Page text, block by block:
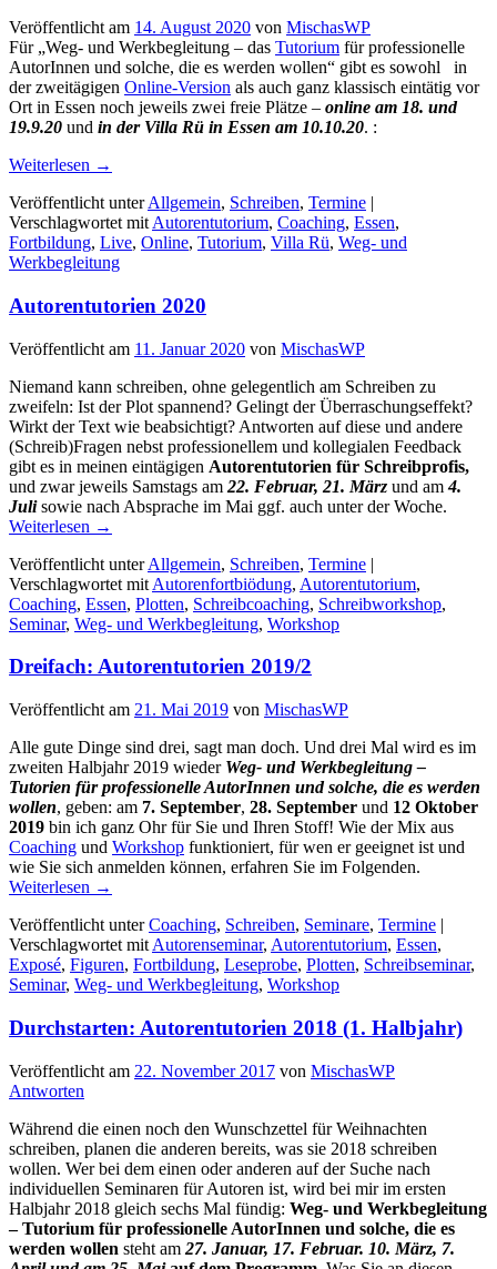
Veröffentlicht am 14. August 2020 von MischasWP
Für „Weg- und Werkbegleitung – das Tutorium für professionelle
AutorInnen und solche, die es werden wollen“ gibt es sowohl in
der zweitägigen Online-Version als auch ganz klassisch eintätig vor
Ort in Essen noch jeweils zwei freie Plätze – online am 18. und
19.9.20 und in der Villa Rü in Essen am 10.10.20. :
Weiterlesen →
Veröffentlicht unter Allgemein, Schreiben, Termine |
Verschlagwortet mit Autorentutorium, Coaching, Essen,
Fortbildung, Live, Online, Tutorium, Villa Rü, Weg- und
Werkbegleitung
Autorentutorien 2020
Veröffentlicht am 11. Januar 2020 von MischasWP
Niemand kann schreiben, ohne gelegentlich am Schreiben zu
zweifeln: Ist der Plot spannend? Gelingt der Überraschungseffekt?
Wirkt der Text wie beabsichtigt? Antworten auf diese und andere
(Schreib)Fragen nebst professionellem und kollegialen Feedback
gibt es in meinen eintägigen Autorentutorien für Schreibprofis,
und zwar jeweils Samstags am 22. Februar, 21. März und am4.
Julisowie nach Absprache im Mai ggf. auch unter der Woche.
Weiterlesen →
Veröffentlicht unter Allgemein, Schreiben, Termine |
Verschlagwortet mit Autorenfortbiödung, Autorentutorium,
Coaching, Essen, Plotten, Schreibcoaching, Schreibworkshop,
Seminar, Weg- und Werkbegleitung, Workshop
Dreifach: Autorentutorien 2019/2
Veröffentlicht am 21. Mai 2019 von MischasWP
Alle gute Dinge sind drei, sagt man doch. Und drei Mal wird es im
zweiten Halbjahr 2019 wieder Weg- und Werkbegleitung –
Tutorien für professionelle AutorInnen und solche, die es werden
wollen, geben: am 7. September, 28. September und 12 Oktober
2019 bin ich ganz Ohr für Sie und Ihren Stoff! Wie der Mix aus
Coaching und Workshop funktioniert, für wen er geeignet ist und
wie Sie sich anmelden können, erfahren Sie im Folgenden.
Weiterlesen →
Veröffentlicht unter Coaching, Schreiben, Seminare, Termine |
Verschlagwortet mit Autorenseminar, Autorentutorium, Essen,
Exposé, Figuren, Fortbildung, Leseprobe, Plotten, Schreibseminar,
Seminar, Weg- und Werkbegleitung, Workshop
Durchstarten: Autorentutorien 2018 (1. Halbjahr)
Veröffentlicht am 22. November 2017 von MischasWP
Antworten
Während die einen noch den Wunschzettel für Weihnachten
schreiben, planen die anderen bereits, was sie 2018 schreiben
wollen. Wer bei dem einen oder anderen auf der Suche nach
individuellen Seminaren für Autoren ist, wird bei mir im ersten
Halbjahr 2018 gleich sechs Mal fündig: Weg- und Werkbegleitung
– Tutorium für professionelle AutorInnen und solche, die es
werden wollen steht am 27. Januar, 17. Februar. 10. März, 7.